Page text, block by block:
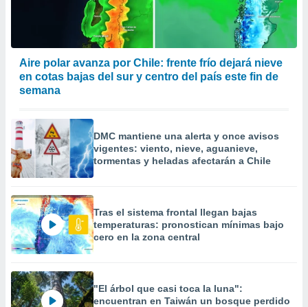
Aire polar avanza por Chile: frente frío dejará nieve
en cotas bajas del sur y centro del país este fin de
semana
DMC mantiene una alerta y once avisos
vigentes: viento, nieve, aguanieve,
tormentas y heladas afectarán a Chile
Tras el sistema frontal llegan bajas
temperaturas: pronostican mínimas bajo
cero en la zona central
"El árbol que casi toca la luna":
encuentran en Taiwán un bosque perdido